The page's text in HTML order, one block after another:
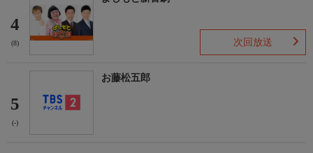
4
(8) 次回放送
5
(-)
お藤松五郎